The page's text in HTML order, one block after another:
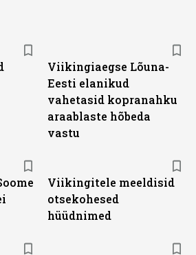
Viikingiaegse Lõuna-
Eesti elanikud
vahetasid kopranahku
araablaste hõbeda
vastu
Viikingitele meeldisid
otsekohesed
hüüdnimed